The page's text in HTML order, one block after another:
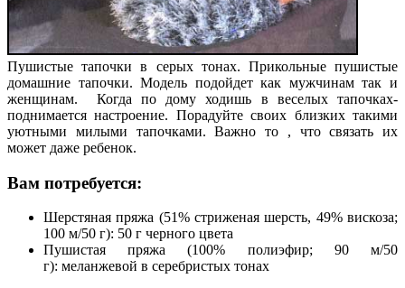
Пушистые тапочки в серых тонах. Прикольные пушистые
домашние тапочки. Модель подойдет как мужчинам так и
женщинам. Когда по дому ходишь в веселых тапочках-
поднимается настроение. Порадуйте своих близких такими
уютными милыми тапочками. Важно то , что связать их
может даже ребенок.
Вам потребуется:
Шерстяная пряжа (51% стриженая шерсть, 49% вискоза;
100 м/50 г): 50 г черного цвета
Пушистая пряжа (100% полиэфир; 90 м/50
г): меланжевой в серебристых тонах